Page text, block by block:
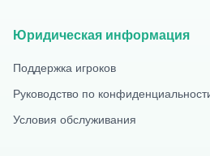
Юридическая информация
Поддержка игроков
Руководство по
Условия обслуживания